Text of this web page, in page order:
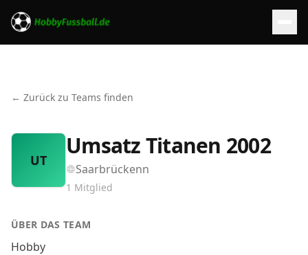
← Zurück zu Teams finden
UT
Umsatz Titanen 2002
Saarbrückenn
1 Mitglied
ÜBER DAS TEAM
Hobby